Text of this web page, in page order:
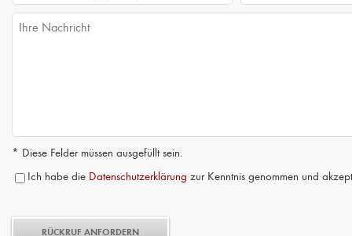
* Diese Felder müssen ausgefüllt sein.
Ich habe die Datenschutzerklärung zur Kenntnis genommen und